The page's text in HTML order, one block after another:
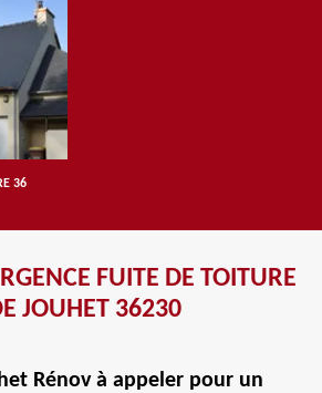
36
FUITE DE TOITURE
JOUHET 36230
Rénov à appeler pour un